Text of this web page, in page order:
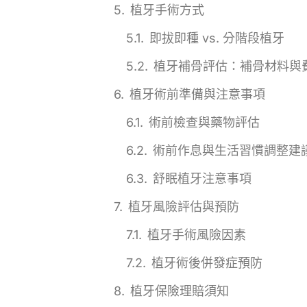
植牙手術方式
即拔即種 vs. 分階段植牙
植牙補骨評估：補骨材料與
植牙術前準備與注意事項
術前檢查與藥物評估
術前作息與生活習慣調整建
舒眠植牙注意事項
植牙風險評估與預防
植牙手術風險因素
植牙術後併發症預防
植牙保險理賠須知